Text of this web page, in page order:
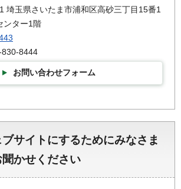
埼玉県さいたま市浦和区高砂三丁目15番1
ンター1階
830-8444
お問い合わせフォーム
サイトにするためにみなさま
かせください